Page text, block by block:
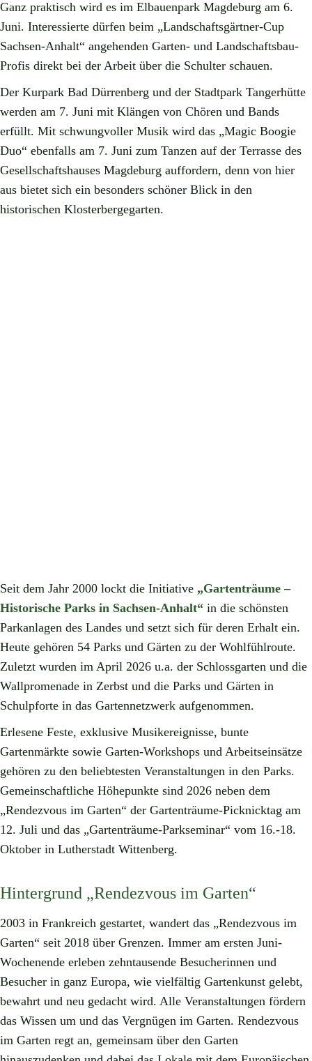
Ganz praktisch wird es im Elbauenpark Magdeburg am 6.
Juni. Interessierte dürfen beim „Landschaftsgärtner-Cup
Sachsen-Anhalt“ angehenden Garten- und Landschaftsbau-
Profis direkt bei der Arbeit über die Schulter schauen.
Der Kurpark Bad Dürrenberg und der Stadtpark Tangerhütte
werden am 7. Juni mit Klängen von Chören und Bands
erfüllt. Mit schwungvoller Musik wird das „Magic Boogie
Duo“ ebenfalls am 7. Juni zum Tanzen auf der Terrasse des
Gesellschaftshauses Magdeburg auffordern, denn von hier
aus bietet sich ein besonders schöner Blick in den
historischen Klosterbergegarten.
Seit dem Jahr 2000 lockt die Initiative „Gartenträume –
Historische Parks in Sachsen-Anhalt“ in die schönsten
Parkanlagen des Landes und setzt sich für deren Erhalt ein.
Heute gehören 54 Parks und Gärten zu der Wohlfühlroute.
Zuletzt wurden im April 2026 u.a. der Schlossgarten und die
Wallpromenade in Zerbst und die Parks und Gärten in
Schulpforte in das Gartennetzwerk aufgenommen.
Erlesene Feste, exklusive Musikereignisse, bunte
Gartenmärkte sowie Garten-Workshops und Arbeitseinsätze
gehören zu den beliebtesten Veranstaltungen in den Parks.
Gemeinschaftliche Höhepunkte sind 2026 neben dem
„Rendezvous im Garten“ der Gartenträume-Picknicktag am
12. Juli und das „Gartenträume-Parkseminar“ vom 16.-18.
Oktober in Lutherstadt Wittenberg.
Hintergrund „Rendezvous im Garten“
2003 in Frankreich gestartet, wandert das „Rendezvous im
Garten“ seit 2018 über Grenzen. Immer am ersten Juni-
Wochenende erleben zehntausende Besucherinnen und
Besucher in ganz Europa, wie vielfältig Gartenkunst gelebt,
bewahrt und neu gedacht wird. Alle Veranstaltungen fördern
das Wissen um und das Vergnügen im Garten. Rendezvous
im Garten regt an, gemeinsam über den Garten